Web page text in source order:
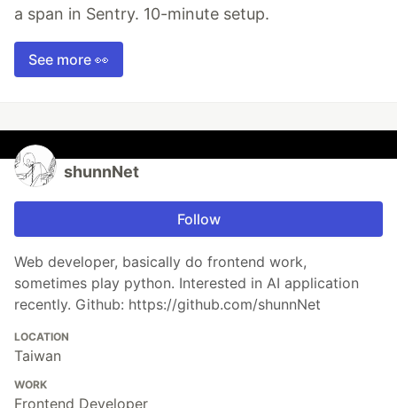
a span in Sentry. 10-minute setup.
See more 👀
shunnNet
Follow
Web developer, basically do frontend work,
sometimes play python. Interested in AI application
recently. Github: https://github.com/shunnNet
LOCATION
Taiwan
WORK
Frontend Developer